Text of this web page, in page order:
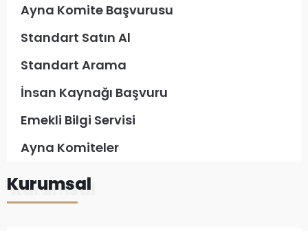
Ayna Komite Başvurusu
Standart Satın Al
Standart Arama
İnsan Kaynağı Başvuru
Emekli Bilgi Servisi
Ayna Komiteler
Kurumsal